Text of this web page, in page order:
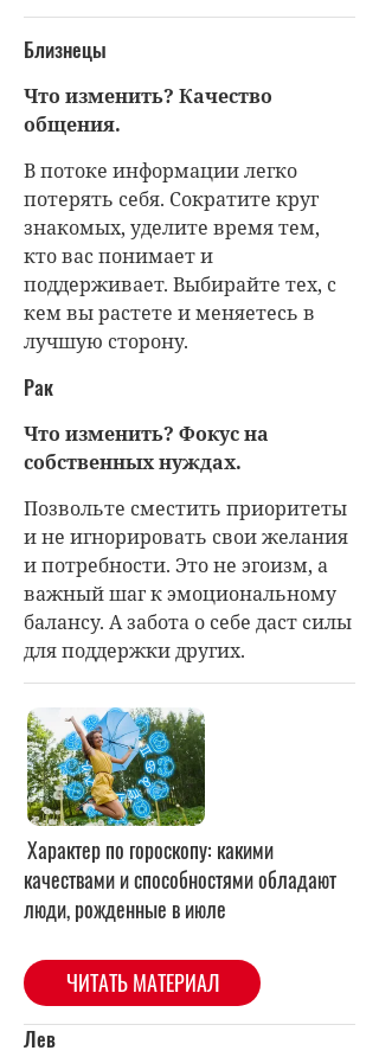
Близнецы
Что изменить? Качество
общения.
В потоке информации легко
потерять себя. Сократите круг
знакомых, уделите время тем,
кто вас понимает и
поддерживает. Выбирайте тех, с
кем вы растете и меняетесь в
лучшую сторону.
Рак
Что изменить? Фокус на
собственных нуждах.
Позвольте сместить приоритеты
и не игнорировать свои желания
и потребности. Это не эгоизм, а
важный шаг к эмоциональному
балансу. А забота о себе даст силы
для поддержки других.
Характер по гороскопу: какими
качествами и способностями обладают
люди, рожденные в июле
ЧИТАТЬ МАТЕРИАЛ
Лев